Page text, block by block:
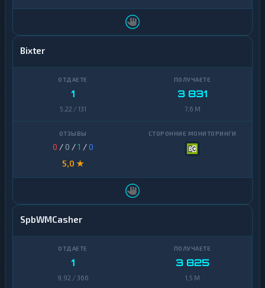
Bixter
1
5,22 / 131
3 831
7,6 M
0 / 0 /1 /0
5,0 ★
SpbWMCasher
1
9,92 / 366
3 825
1,5 M